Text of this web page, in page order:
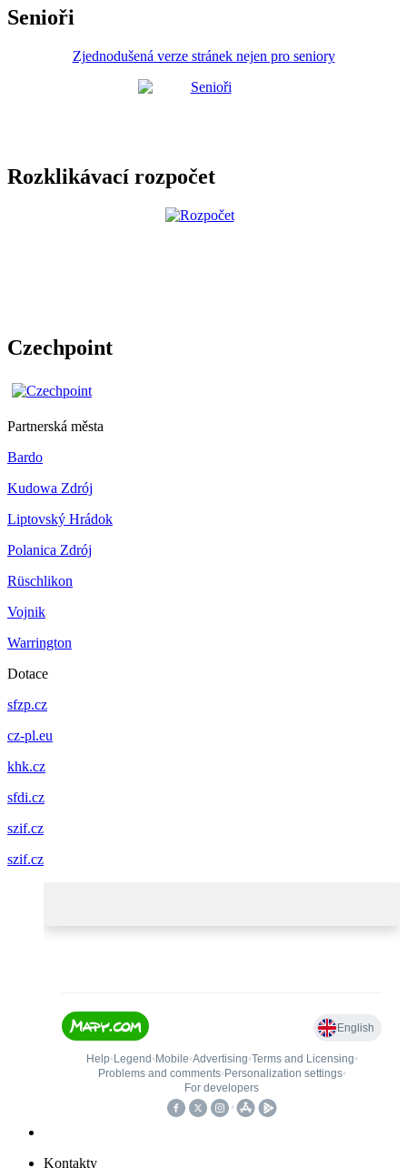
Senioři
Zjednodušená verze stránek nejen pro seniory
Rozklikávací rozpočet
Czechpoint
Partnerská města
Bardo
Kudowa Zdrój
Liptovský Hrádok
Polanica Zdrój
Rüschlikon
Vojnik
Warrington
Dotace
sfzp.cz
cz-pl.eu
khk.cz
sfdi.cz
szif.cz
szif.cz
Kontakty